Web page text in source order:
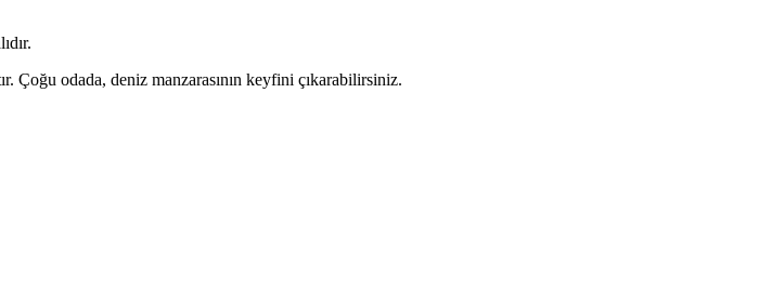
Çoğu odada, deniz manzarasının keyfini çıkarabilirsiniz.